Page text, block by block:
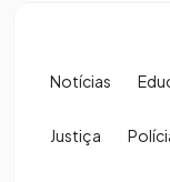
Notícias
Justiça